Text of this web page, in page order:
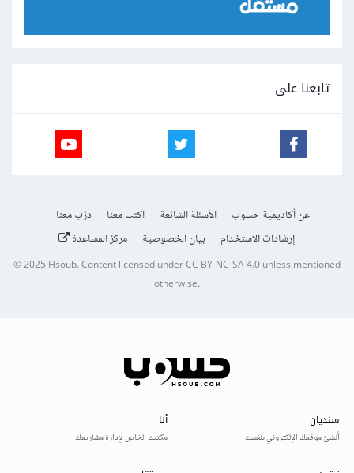
تابعنا على
عن أكاديمية حسوب الأسئلة الشائعة اكتب معنا
درّب معنا
إرشادات الاستخدام
بيان الخصوصية مركز المساعدة
© 2025Hsoub.Content licensed underCC BY-NC-SA 4.0unless mentioned
otherwise.